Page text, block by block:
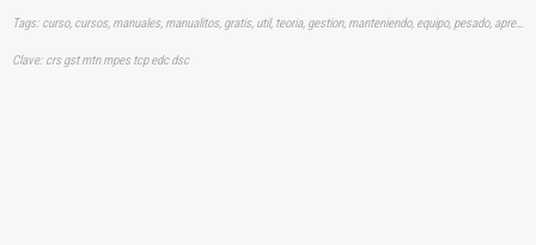
Tags: curso, cursos, manuales, manualitos, gratis, util, teoria, gestion, manteniendo, equipo, pesado, aprender, descargas
Clave: crs gst mtn mpes tcp edc dsc